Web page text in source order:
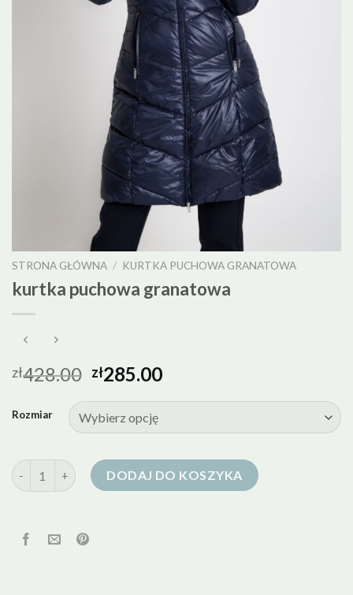
STRONA GŁÓWNA / KURTKA PUCHOWA GRANATOWA
kurtka puchowa granatowa
zł428.00 zł285.00
Rozmiar
ilość kurtka puchowa granatowa
DODAJ DO KOSZYKA